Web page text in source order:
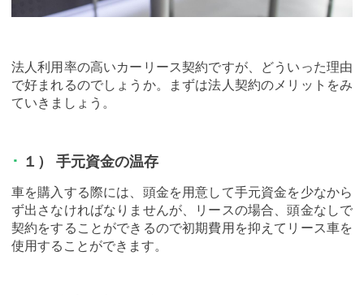
法人利用率の高いカーリース契約ですが、どういった理由
で好まれるのでしょうか。まずは法人契約のメリットをみ
ていきましょう。
１） 手元資金の温存
車を購入する際には、頭金を用意して手元資金を少なから
ず出さなければなりませんが、リースの場合、頭金なしで
契約をすることができるので初期費用を抑えてリース車を
使用することができます。